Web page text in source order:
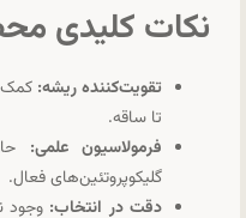
نکات کلیدی
تقویت‌کننده ریشه: کمک
تا ساقه.
فرمولاسیون علمی:
گلیکوپروتئین‌های فعال.
دقت در انتخاب: وجود